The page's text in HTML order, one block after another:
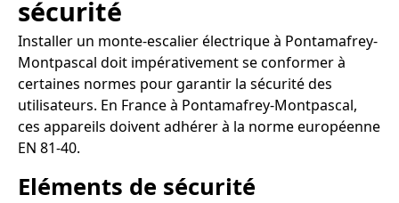
sécurité
Installer un monte-escalier électrique à Pontamafrey-
Montpascal doit impérativement se conformer à
certaines normes pour garantir la sécurité des
utilisateurs. En France à Pontamafrey-Montpascal,
ces appareils doivent adhérer à la norme européenne
EN 81-40.
Eléments de sécurité